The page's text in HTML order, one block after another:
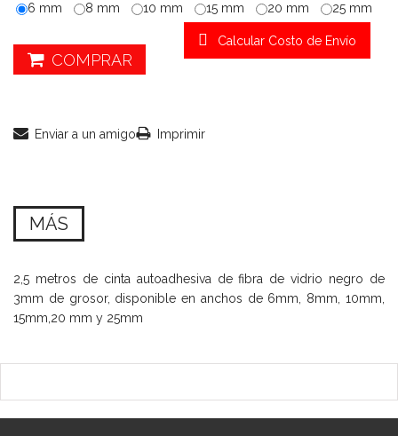
6 mm 8 mm 10 mm 15 mm 20 mm 25 mm
Calcular Costo de Envío
COMPRAR
Enviar a un amigo Imprimir
MÁS
2,5 metros de cinta autoadhesiva de fibra de vidrio negro de
3mm de grosor, disponible en anchos de 6mm, 8mm, 10mm,
15mm,20 mm y 25mm